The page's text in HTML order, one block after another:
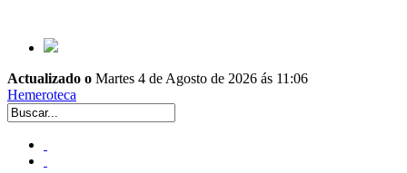
Actualizado o Martes 4 de Agosto de 2026 ás 11:06
Hemeroteca